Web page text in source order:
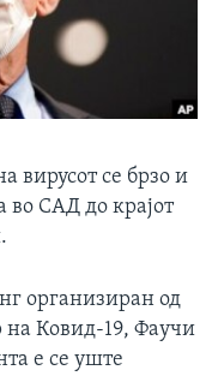
вирусот се брзо и
САД до крајот
организиран од
на Ковид-19, Фаучи
е се уште